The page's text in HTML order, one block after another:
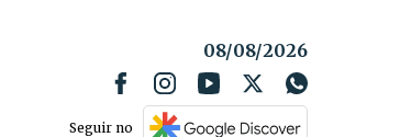
08/08/2026
Seguir no